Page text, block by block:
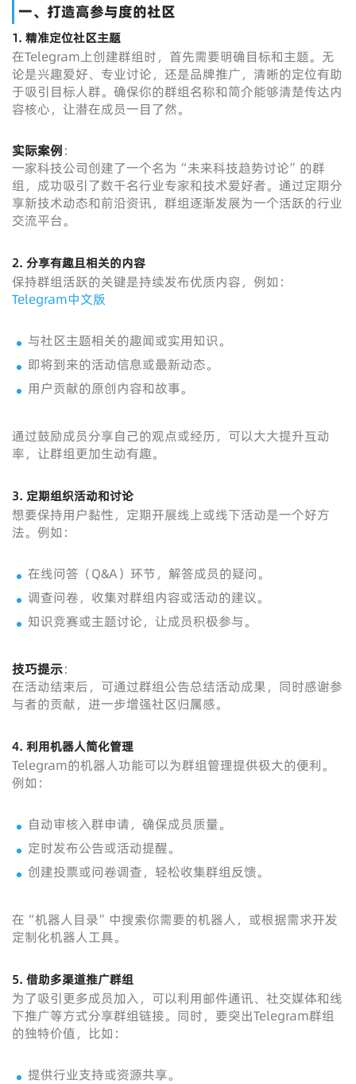
一、打造高参与度的社区
1. 精准定位社区主题
在Telegram上创建群组时，首先需要明确目标和主题。无
论是兴趣爱好、专业讨论，还是品牌推广，清晰的定位有助
于吸引目标人群。确保你的群组名称和简介能够清楚传达内
容核心，让潜在成员一目了然。
实际案例：
一家科技公司创建了一个名为“未来科技趋势讨论”的群
组，成功吸引了数千名行业专家和技术爱好者。通过定期分
享新技术动态和前沿资讯，群组逐渐发展为一个活跃的行业
交流平台。
2. 分享有趣且相关的内容
保持群组活跃的关键是持续发布优质内容，例如：
Telegram中文版
与社区主题相关的趣闻或实用知识。
即将到来的活动信息或最新动态。
用户贡献的原创内容和故事。
通过鼓励成员分享自己的观点或经历，可以大大提升互动
率，让群组更加生动有趣。
3. 定期组织活动和讨论
想要保持用户黏性，定期开展线上或线下活动是一个好方
法。例如：
在线问答（Q&A）环节，解答成员的疑问。
调查问卷，收集对群组内容或活动的建议。
知识竞赛或主题讨论，让成员积极参与。
技巧提示：
在活动结束后，可通过群组公告总结活动成果，同时感谢参
与者的贡献，进一步增强社区归属感。
4. 利用机器人简化管理
Telegram的机器人功能可以为群组管理提供极大的便利。
例如：
自动审核入群申请，确保成员质量。
定时发布公告或活动提醒。
创建投票或问卷调查，轻松收集群组反馈。
在“机器人目录”中搜索你需要的机器人，或根据需求开发
定制化机器人工具。
5. 借助多渠道推广群组
为了吸引更多成员加入，可以利用邮件通讯、社交媒体和线
下推广等方式分享群组链接。同时，要突出Telegram群组
的独特价值，比如：
提供行业支持或资源共享。